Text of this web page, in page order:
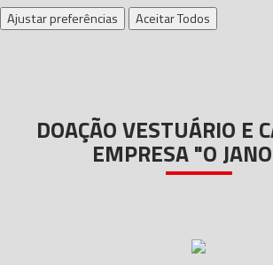
Ajustar preferências Aceitar Todos
DOAÇÃO VESTUÁRIO E
EMPRESA "O